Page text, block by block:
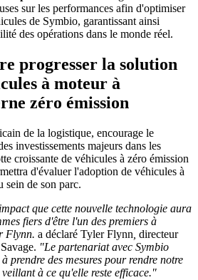
sur les performances afin d'optimiser
de Symbio, garantissant ainsi
des opérations dans le monde réel.
progresser la solution
à moteur à
zéro émission
de la logistique, encourage le
investissements majeurs dans les
croissante de véhicules à zéro émission
d'évaluer l'adoption de véhicules à
sein de son parc.
que cette nouvelle technologie aura
fiers d'être l'un des premiers à
Flynn. a déclaré Tyler Flynn directeur
"Le partenariat avec Symbio
prendre des mesures pour rendre notre
à ce qu'elle reste efficace."